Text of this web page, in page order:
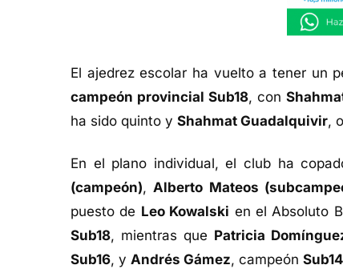
El ajedrez escolar ha vuelto a tener un
campeón provincial Sub18, con
ha sido quinto y Shahmat Guadalquivir,
En el plano individual, el club ha
(campeón), Alberto Mateos
puesto de Leo Kowalski en el Absoluto
Sub18, mientras que Patricia
Sub16, y Andrés Gámez, campeón Sub14